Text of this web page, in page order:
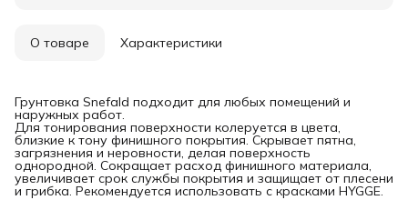
О товаре Характеристики
Грунтовка Snefald подходит для любых помещений и
наружных работ.
Для тонирования поверхности колеруется в цвета,
близкие к тону финишного покрытия. Скрывает пятна,
загрязнения и неровности, делая поверхность
однородной. Сокращает расход финишного материала,
увеличивает срок службы покрытия и защищает от плесени
и грибка. Рекомендуется использовать с красками HYGGE.